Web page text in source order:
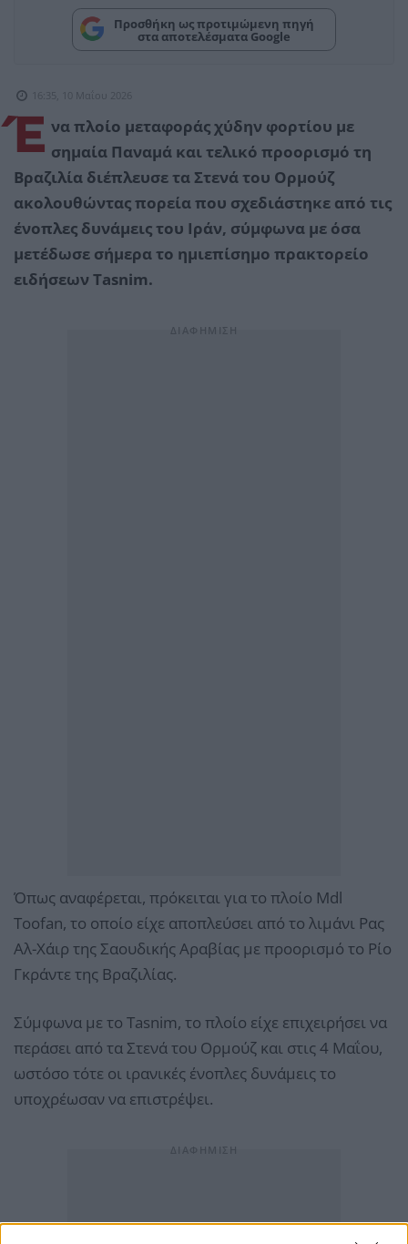
Προσθήκη ως προτιμώμενη πηγή
στα αποτελέσματα Google
16:35, 10 Μαΐου 2026
Έ να πλοίο μεταφοράς χύδην φορτίου με
σημαία Παναμά και τελικό προορισμό τη
Βραζιλία διέπλευσε τα Στενά του Ορμούζ
ακολουθώντας πορεία που σχεδιάστηκε από τις
ένοπλες δυνάμεις του Ιράν, σύμφωνα με όσα
μετέδωσε σήμερα το ημιεπίσημο πρακτορείο
ειδήσεων Tasnim.
Όπως αναφέρεται, πρόκειται για το πλοίο Mdl
Toofan, το οποίο είχε αποπλεύσει από το λιμάνι Ρας
Αλ-Χάιρ της Σαουδικής Αραβίας με προορισμό το Ρίο
Γκράντε της Βραζιλίας.
Σύμφωνα με το Tasnim, το πλοίο είχε επιχειρήσει να
περάσει από τα Στενά του Ορμούζ και στις 4 Μαΐου,
ωστόσο τότε οι ιρανικές ένοπλες δυνάμεις το
υποχρέωσαν να επιστρέψει.